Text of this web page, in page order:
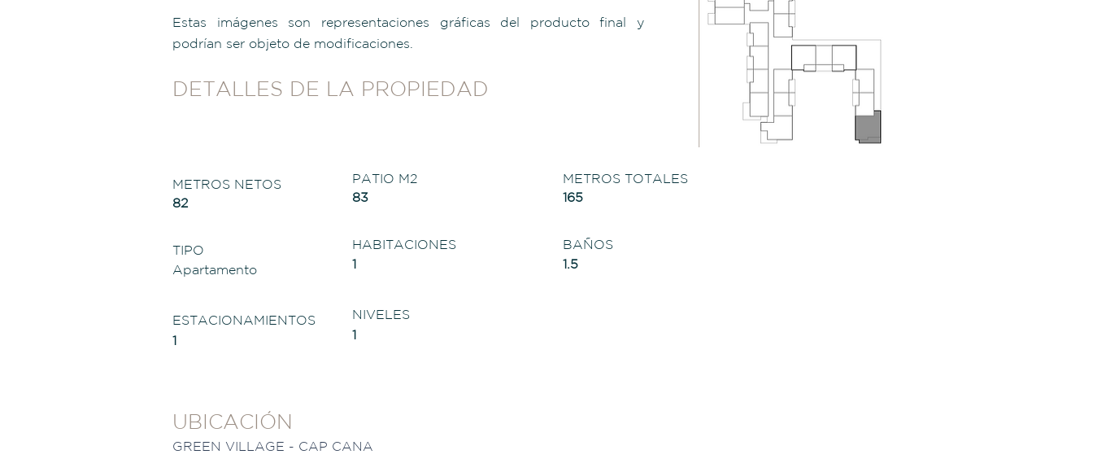
Estas imágenes son representaciones gráficas del producto final y
podrían ser objeto de modificaciones.
DETALLES DE LA PROPIEDAD
METROS NETOS
82
PATIO M2
83
METROS TOTALES
165
TIPO
Apartamento
HABITACIONES
1
BAÑOS
1.5
ESTACIONAMIENTOS
1
NIVELES
1
UBICACIÓN
GREEN VILLAGE - CAP CANA